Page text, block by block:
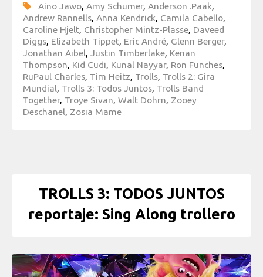
Aino Jawo, Amy Schumer, Anderson .Paak,
Andrew Rannells, Anna Kendrick, Camila Cabello,
Caroline Hjelt, Christopher Mintz-Plasse, Daveed
Diggs, Elizabeth Tippet, Eric André, Glenn Berger,
Jonathan Aibel, Justin Timberlake, Kenan
Thompson, Kid Cudi, Kunal Nayyar, Ron Funches,
RuPaul Charles, Tim Heitz, Trolls, Trolls 2: Gira
Mundial, Trolls 3: Todos Juntos, Trolls Band
Together, Troye Sivan, Walt Dohrn, Zooey
Deschanel, Zosia Mame
TROLLS 3: TODOS JUNTOS
reportaje: Sing Along trollero